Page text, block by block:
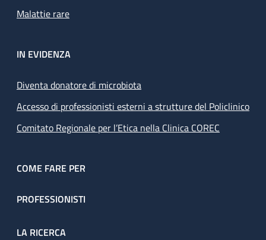
Malattie rare
IN EVIDENZA
Diventa donatore di microbiota
Accesso di professionisti esterni a strutture del Policlinico
Comitato Regionale per l’Etica nella Clinica COREC
COME FARE PER
PROFESSIONISTI
LA RICERCA